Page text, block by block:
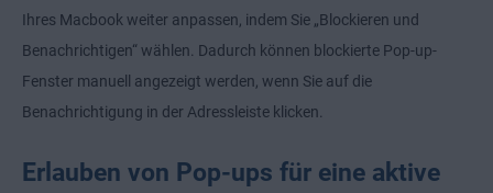
Ihres Macbook weiter anpassen, indem Sie „Blockieren und
Benachrichtigen“ wählen. Dadurch können blockierte Pop-up-
Fenster manuell angezeigt werden, wenn Sie auf die
Benachrichtigung in der Adressleiste klicken.
Erlauben von Pop-ups für eine aktive